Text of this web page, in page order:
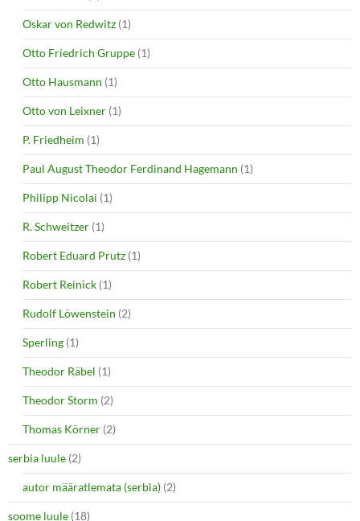
Oskar von Redwitz (1)
Otto Friedrich Gruppe (1)
Otto Hausmann (1)
Otto von Leixner (1)
P. Friedheim (1)
Paul August Theodor Ferdinand Hagemann (1)
Philipp Nicolai (1)
R. Schweitzer (1)
Robert Eduard Prutz (1)
Robert Reinick (1)
Rudolf Löwenstein (2)
Sperling (1)
Theodor Räbel (1)
Theodor Storm (2)
Thomas Körner (2)
serbia luule (2)
autor määratlemata (serbia) (2)
soome luule (18)